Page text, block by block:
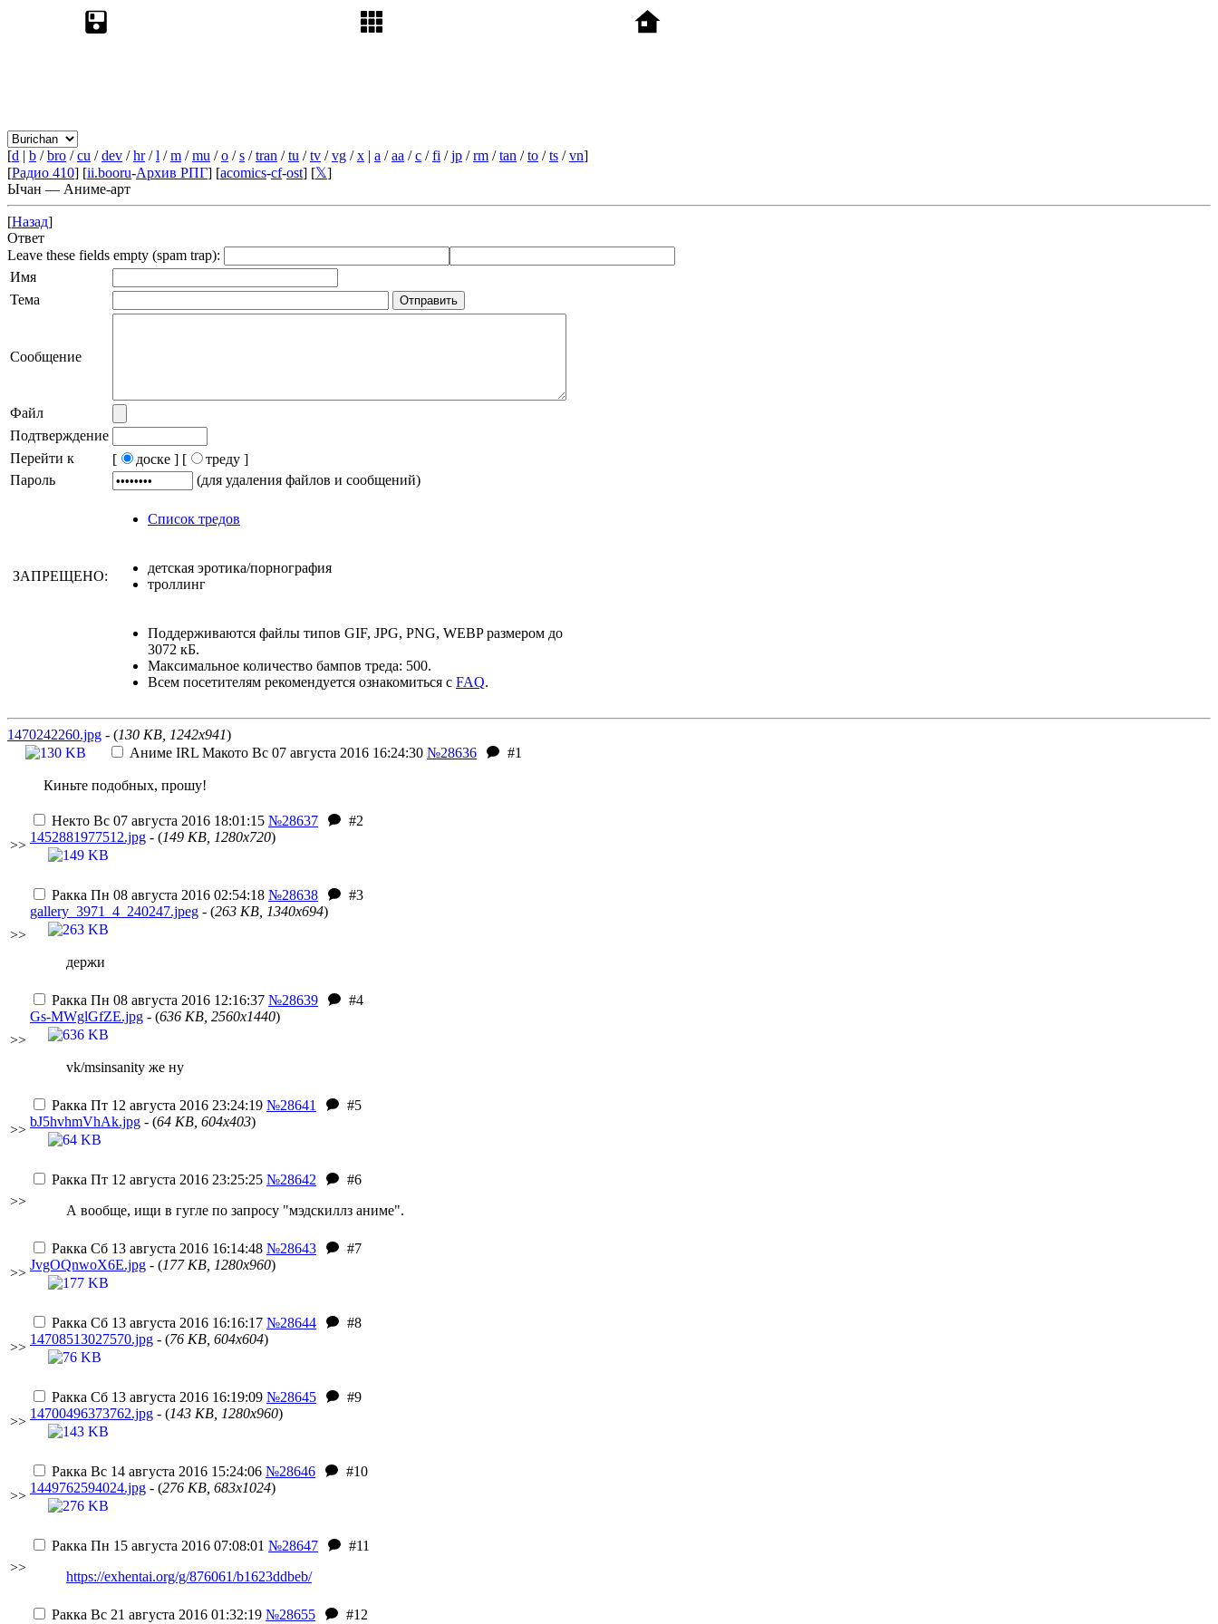
[d | b /bro /cu /dev /hr/l /m /mu /o /s /tran /tu /tv /vg /x | a /aa /c /fi /jp /rm /tan /to /ts /vn]
[Радио 410] [ii.booru-Архив РПГ] [acomics-cf-ost] [𝕏]
Ычан — Аниме-арт
[Назад]
Ответ
Leave these fields empty (spam trap):
Имя
Тема
Сообщение
Файл
Подтверждение
Перейти к
[ доске ] [
треду ]
Пароль
(для удаления файлов и сообщений)
Список тредов
ЗАПРЕЩЕНО:
детская эротика/порнография
троллинг
Поддерживаются файлы типов GIF, JPG, PNG, WEBP размером до
3072 кБ.
Максимальное количество бампов треда: 500.
Всем посетителям рекомендуется ознакомиться с FAQ.
1470242260.jpg - (130 KB, 1242x941)
Аниме IRL Макото Вс 07 августа 2016 16:24:30 №28636 #1
Киньте подобных, прошу!
>>
Некто Вс 07 августа 2016 18:01:15 №28637
#2
1452881977512.jpg - (149 KB, 1280x720)
>>
Ракка Пн 08 августа 2016 02:54:18 №28638
#3
gallery_3971_4_240247.jpeg - (263 KB, 1340x694)
держи
>>
Ракка Пн 08 августа 2016 12:16:37 №28639
#4
Gs-MWglGfZE.jpg - (636 KB, 2560x1440)
vk/msinsanity же ну
>>
Ракка Пт 12 августа 2016 23:24:19 №28641
#5
bJ5hvhmVhAk.jpg - (64 KB, 604x403)
>>
Ракка Пт 12 августа 2016 23:25:25 №28642
#6
А вообще, ищи в гугле по запросу "мэдскиллз аниме".
>>
Ракка Сб 13 августа 2016 16:14:48 №28643
#7
JvgOQnwoX6E.jpg - (177 KB, 1280x960)
>>
Ракка Сб 13 августа 2016 16:16:17 №28644
#8
14708513027570.jpg - (76 KB, 604x604)
>>
Ракка Сб 13 августа 2016 16:19:09 №28645
#9
14700496373762.jpg - (143 KB, 1280x960)
>>
Ракка Вс 14 августа 2016 15:24:06 №28646
#10
1449762594024.jpg - (276 KB, 683x1024)
>>
Ракка Пн 15 августа 2016 07:08:01 №28647
#11
https://exhentai.org/g/876061/b1623ddbeb/
Ракка Вс 21 августа 2016 01:32:19 №28655 #12